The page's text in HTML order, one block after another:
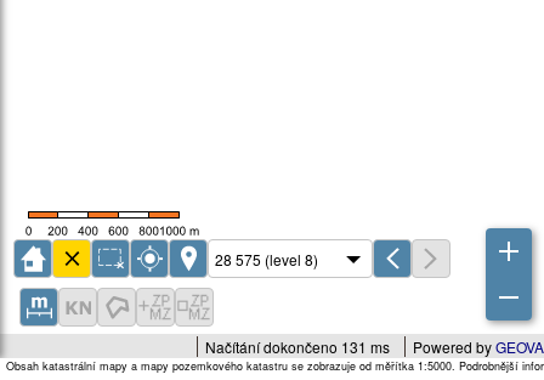
Powered by
Načítání dokončeno 131 ms
Obsah katastrální mapy a mapy pozemkového katastru se zobrazuje od měřítka 1:5000. Podrobnější